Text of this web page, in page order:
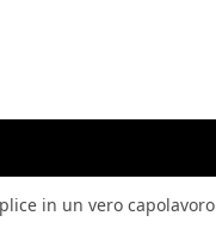
in un vero capolavoro